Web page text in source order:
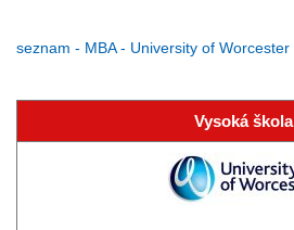
seznam - MBA - University of Worcester
Vysoká škola